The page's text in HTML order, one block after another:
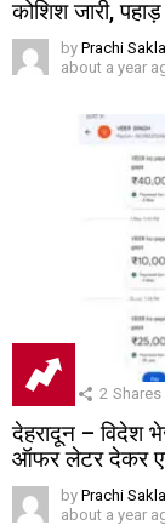
कोशिश जारी,
by Prachi
about a year
2 Shares
देहरादून – विदेश
ऑफर लेटर देकर
by Prachi
about a year